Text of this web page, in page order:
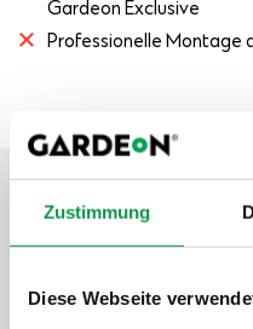
Zustimmung
Diese Webseite
Gardeon Exclusive
Professionelle Montage